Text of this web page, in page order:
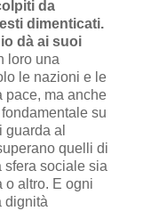
da
dimenticati.
dà ai suoi
loro una
le nazioni e le
pace, ma anche
su
al
quelli di
sfera sociale sia
o altro. E ogni
dignità